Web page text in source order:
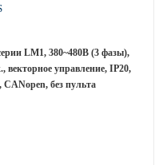
LM1, 380~480B (3 фазы),
векторное управление, IP20,
без пульта